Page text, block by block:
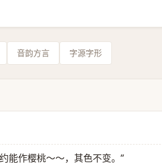
音韵方言 字源字形
能作樱桃～～，其色不变。”